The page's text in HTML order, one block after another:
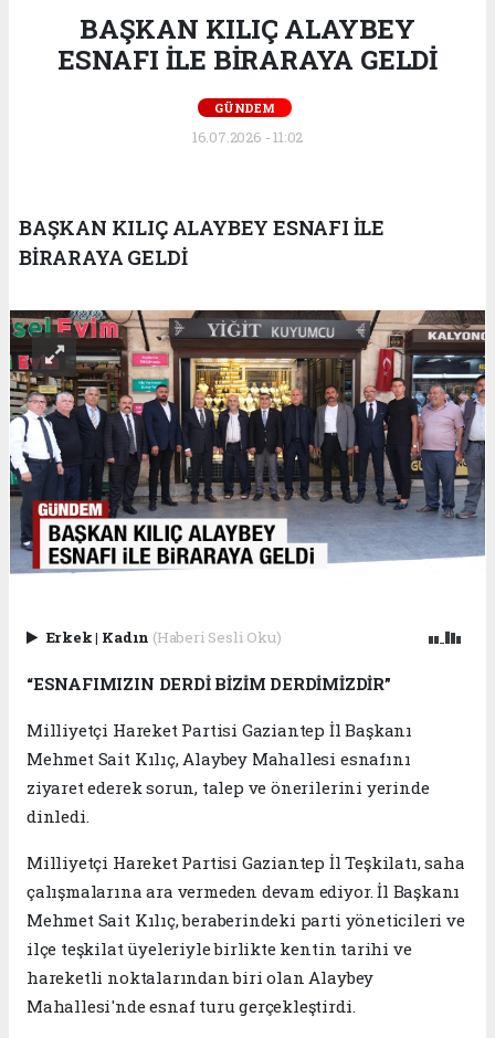
BAŞKAN KILIÇ ALAYBEY
ESNAFI İLE BİRARAYA GELDİ
GÜNDEM
16.07.2026 - 11:02
BAŞKAN KILIÇ ALAYBEY ESNAFI İLE
BİRARAYA GELDİ
Erkek| Kadın (Haberi Sesli Oku)
“ESNAFIMIZIN DERDİ BİZİM DERDİMİZDİR”
Milliyetçi Hareket Partisi Gaziantep İl Başkanı
Mehmet Sait Kılıç, Alaybey Mahallesi esnafını
ziyaret ederek sorun, talep ve önerilerini yerinde
dinledi.
Milliyetçi Hareket Partisi Gaziantep İl Teşkilatı, saha
çalışmalarına ara vermeden devam ediyor. İl Başkanı
Mehmet Sait Kılıç, beraberindeki parti yöneticileri ve
ilçe teşkilat üyeleriyle birlikte kentin tarihi ve
hareketli noktalarından biri olan Alaybey
Mahallesi'nde esnaf turu gerçekleştirdi.